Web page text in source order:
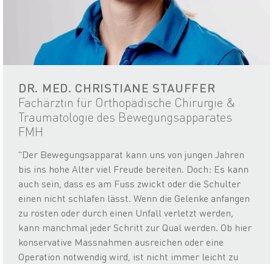
DR. MED. CHRISTIANE STAUFFER
Fachärztin für Orthopädische Chirurgie &
Traumatologie des Bewegungsapparates
FMH
"Der Bewegungsapparat kann uns von jungen Jahren
bis ins hohe Alter viel Freude bereiten. Doch: Es kann
auch sein, dass es am Fuss zwickt oder die Schulter
einen nicht schlafen lässt. Wenn die Gelenke anfangen
zu rosten oder durch einen Unfall verletzt werden,
kann manchmal jeder Schritt zur Qual werden. Ob hier
konservative Massnahmen ausreichen oder eine
Operation notwendig wird, ist nicht immer leicht zu